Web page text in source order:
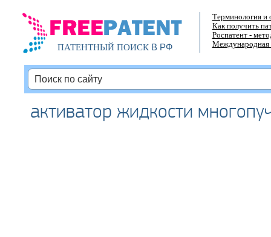
ПАТЕНТНЫЙ ПОИСКВ РФ
Терминология и
Как получить
Роспатент -
Международная
активатор жидкости